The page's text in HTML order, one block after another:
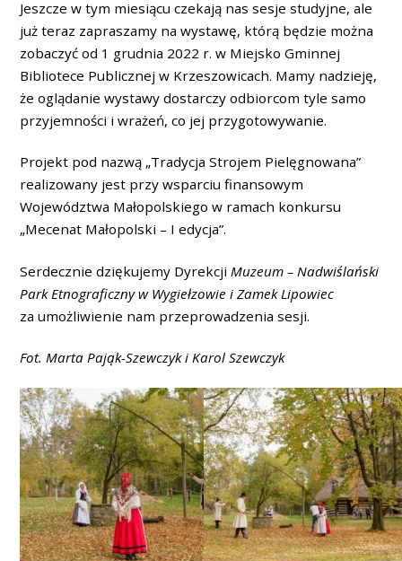
Jeszcze w tym miesiącu czekają nas sesje studyjne, ale
już teraz zapraszamy na wystawę, którą będzie można
zobaczyć od 1 grudnia 2022 r. w Miejsko Gminnej
Bibliotece Publicznej w Krzeszowicach. Mamy nadzieję,
że oglądanie wystawy dostarczy odbiorcom tyle samo
przyjemności i wrażeń, co jej przygotowywanie.
Projekt pod nazwą „Tradycja Strojem Pielęgnowana”
realizowany jest przy wsparciu finansowym
Województwa Małopolskiego w ramach konkursu
„Mecenat Małopolski – I edycja”.
Serdecznie dziękujemy Dyrekcji Muzeum – Nadwiślański
Park Etnograficzny w Wygiełzowie i Zamek Lipowiec
za umożliwienie nam przeprowadzenia sesji.
Fot. Marta Pająk-Szewczyk i Karol Szewczyk